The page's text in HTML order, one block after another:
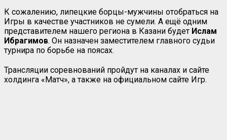
К сожалению, липецкие борцы-мужчины отобраться на
Игры в качестве участников не сумели. А ещё одним
представителем нашего региона в Казани будет Ислам
Ибрагимов. Он назначен заместителем главного судьи
турнира по борьбе на поясах.
Трансляции соревнований пройдут на каналах и сайте
холдинга «Матч», а также на официальном сайте Игр.